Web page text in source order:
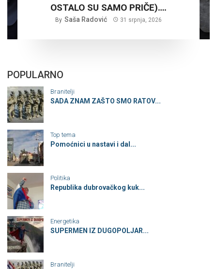
OSTALO SU SAMO PRIČE)….
By Saša Radović 31 srpnja, 2026
POPULARNO
Branitelji
SADA ZNAM ZAŠTO SMO RATOV...
Top tema
Pomoćnici u nastavi i dal...
Politika
Republika dubrovačkog kuk...
Energetika
SUPERMEN IZ DUGOPOLJAR...
Branitelji